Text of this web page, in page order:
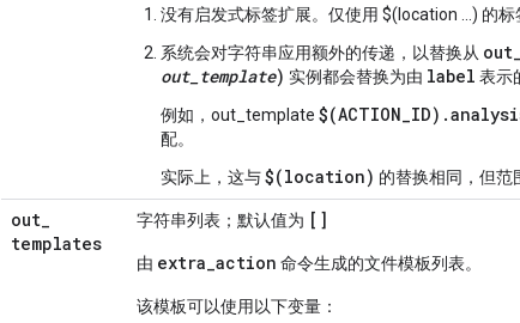
没有启发式标签扩展。仅使用 $(location ...) 的标
系统会对字符串应用额外的传递，以替换从
out_template) 实例都会替换为由 label 表示
例如，out_template
配。
实际上，这与$(location) 的替换相同，但范
out_
templates
字符串列表；默认值为 []
由 extra_action 命令生成的文件模板列表。
该模板可以使用以下变量：